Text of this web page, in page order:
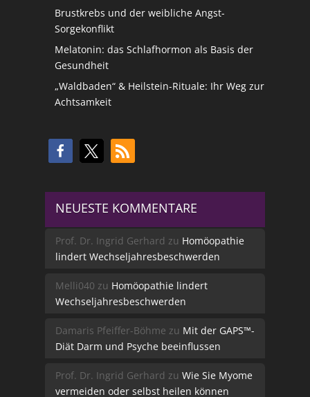
Brustkrebs und der weibliche Angst-
Sorgekonflikt
Melatonin: das Schlafhormon als Basis der
Gesundheit
„Waldbaden“ & Heilstein-Rituale: Ihr Weg zur
Achtsamkeit
NEUESTE KOMMENTARE
Prof. Dr. Ingrid Gerhard zu Homöopathie
lindert Wechseljahresbeschwerden
Melli040 zu Homöopathie lindert
Wechseljahresbeschwerden
Damaris Pfeiffer-Böhme zu Mit der GAPS™-
Diät Darm und Psyche beeinflussen
Prof. Dr. Ingrid Gerhard zu Wie Sie Myome
vermeiden oder selbst heilen können